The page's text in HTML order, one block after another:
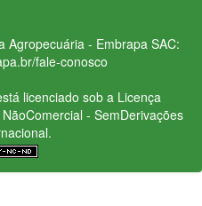
Agropecuária - Embrapa SAC:
fale-conosco
licenciado sob a Licença
- SemDerivações